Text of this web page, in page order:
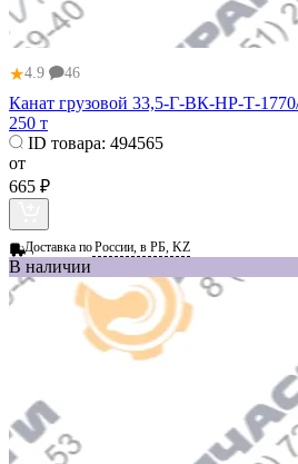
★4.9 46
Канат грузовой 33,5-Г-ВК-НР-Т-1770/
250 т
ID товара: 494565
от
665 ₽
Доставка поРоссии, в РБ, KZ
В наличии